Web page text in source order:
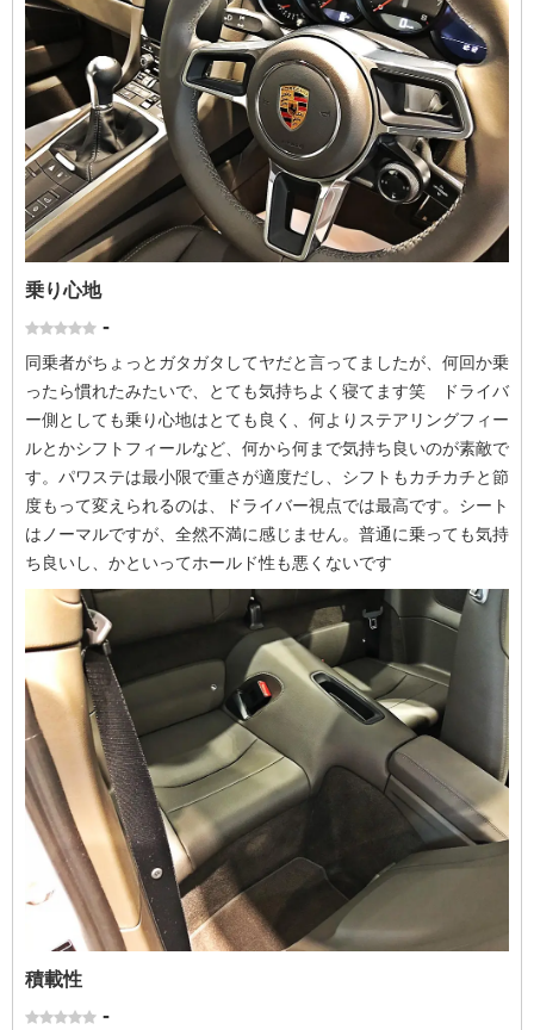
乗り心地
-
同乗者がちょっとガタガタしてヤだと言ってましたが、何回か乗
ったら慣れたみたいで、とても気持ちよく寝てます笑 ドライバ
ー側としても乗り心地はとても良く、何よりステアリングフィー
ルとかシフトフィールなど、何から何まで気持ち良いのが素敵で
す。パワステは最小限で重さが適度だし、シフトもカチカチと節
度もって変えられるのは、ドライバー視点では最高です。シート
はノーマルですが、全然不満に感じません。普通に乗っても気持
ち良いし、かといってホールド性も悪くないです
積載性
-